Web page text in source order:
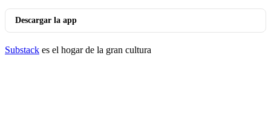
Descargar la app
Substack es el hogar de la gran cultura